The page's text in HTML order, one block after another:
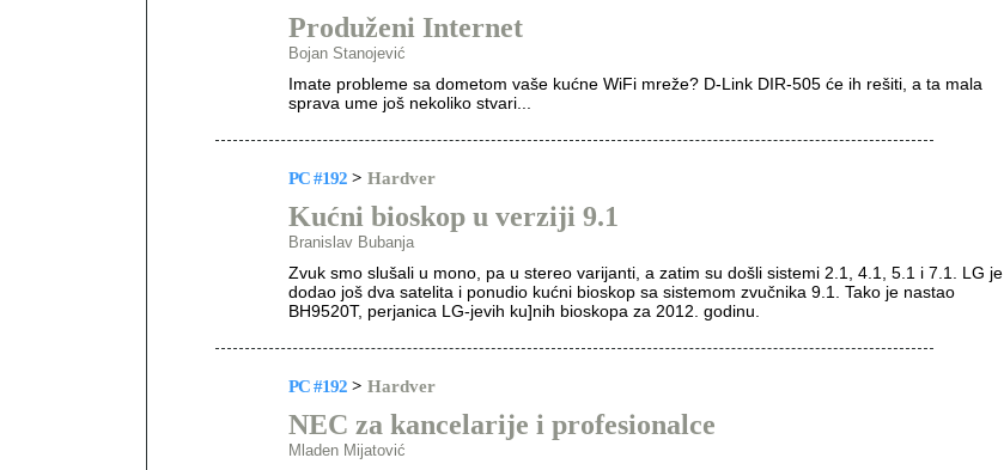
Produženi Internet
Bojan Stanojević
Imate probleme sa dometom vaše kućne WiFi mreže? D-Link DIR-505 će ih rešiti, a ta mala
sprava ume još nekoliko stvari...
PC #192 > Hardver
Kućni bioskop u verziji 9.1
Branislav Bubanja
Zvuk smo slušali u mono, pa u stereo varijanti, a zatim su došli sistemi 2.1, 4.1, 5.1 i 7.1. LG je
dodao još dva satelita i ponudio kućni bioskop sa sistemom zvučnika 9.1. Tako je nastao
BH9520T, perjanica LG-jevih ku]nih bioskopa za 2012. godinu.
PC #192 > Hardver
NEC za kancelarije i profesionalce
Mladen Mijatović